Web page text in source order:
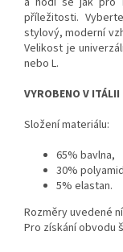
příležitosti.
stylový, moderní
Velikost je
nebo L.
VYROBENO V ITÁLII
Složení materiálu:
65% bavlna,
30%
5% elastan.
Rozměry uvedené
Pro získání obvodu